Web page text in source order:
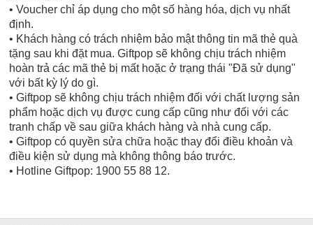
• Voucher chỉ áp dụng cho một số hàng hóa, dịch vụ nhất
định.
• Khách hàng có trách nhiệm bảo mật thông tin mã thẻ quà
tặng sau khi đặt mua. Giftpop sẽ không chịu trách nhiệm
hoàn trả các mã thẻ bị mất hoặc ở trạng thái "Đã sử dụng"
với bất kỳ lý do gì.
• Giftpop sẽ không chịu trách nhiệm đối với chất lượng sản
phẩm hoặc dịch vụ được cung cấp cũng như đối với các
tranh chấp về sau giữa khách hàng và nhà cung cấp.
• Giftpop có quyền sửa chữa hoặc thay đổi điều khoản và
điều kiện sử dụng mà không thông báo trước.
• Hotline Giftpop: 1900 55 88 12.